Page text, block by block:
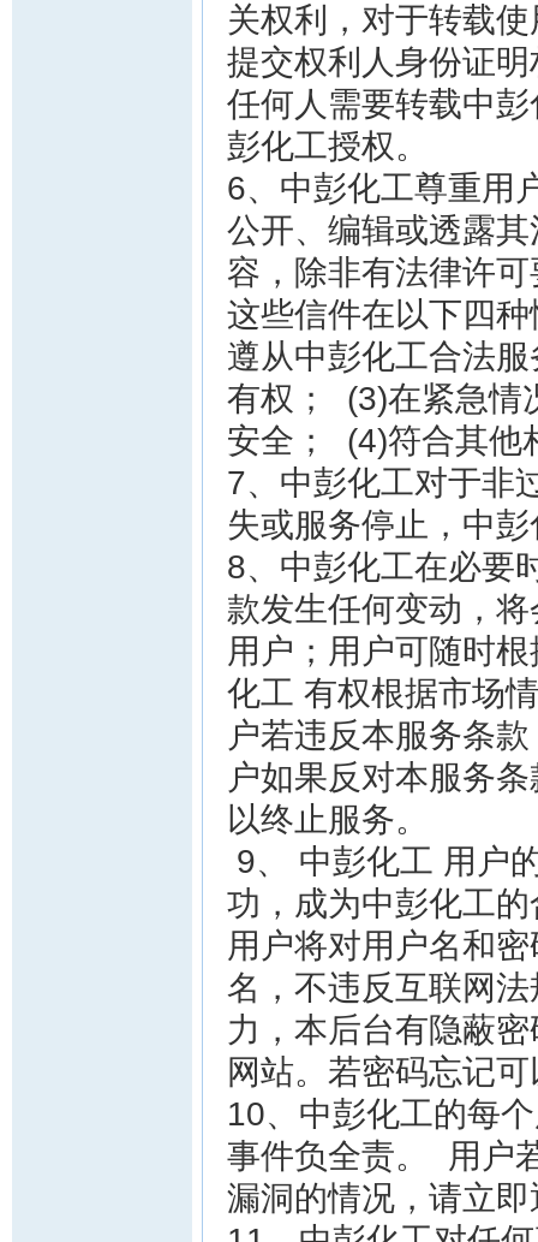
关权利，对于转载
提交权利人身份证
任何人需要转载中
彭化工授权。
6、中彭化工尊重用
公开、编辑或透露
容，除非有法律许
这些信件在以下四
遵从中彭化工合法
有权； (3)在紧急情
安全； (4)符合其他
7、中彭化工对于非
失或服务停止，中
8、中彭化工在必要
款发生任何变动，
用户；用户可随时
化工 有权根据市场
户若违反本服务条
户如果反对本服务
以终止服务。
9、 中彭化工 用户
功，成为中彭化工
用户将对用户名和
名，不违反互联网
力，本后台有隐蔽
网站。若密码忘记
10、中彭化工的每
事件负全责。 用户
漏洞的情况，请立